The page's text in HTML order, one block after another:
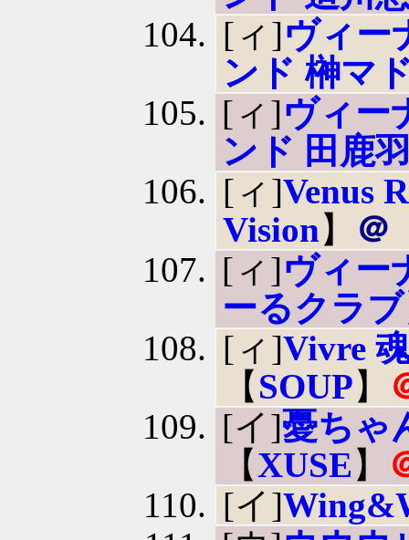
[ィ]ヴィー
ンド 榊マ
[ィ]ヴィー
ンド 田鹿
[ィ]Venus
Vision】
＠
[ィ]ヴィー
ーるクラブ
[ィ]Vivre
【 SOUP】
[イ]憂ちゃ
【XUSE 】
[イ]